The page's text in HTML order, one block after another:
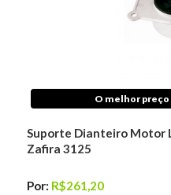
O melhor
Suporte Dianteiro Motor
Zafira 3125
Por: R$261,20